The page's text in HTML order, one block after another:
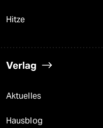
Hitze
Verlag
Aktuelles
Hausblog